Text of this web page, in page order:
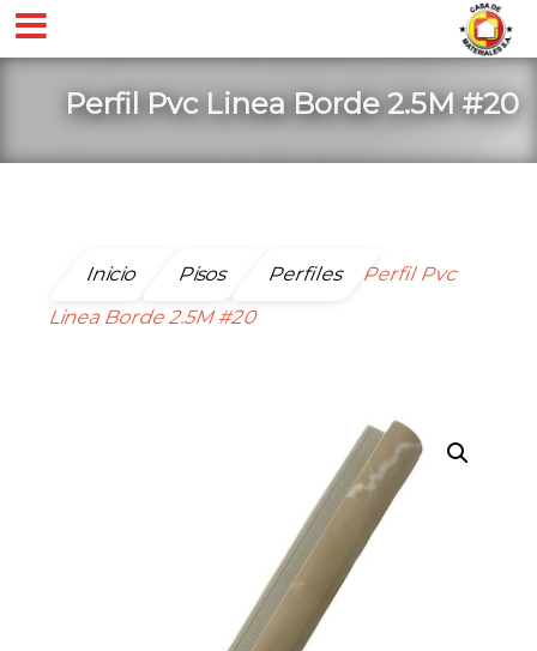
Perfil Pvc Linea Borde 2.5M #20
Inicio Pisos Perfiles
Perfil Pvc
Linea Borde 2.5M #20